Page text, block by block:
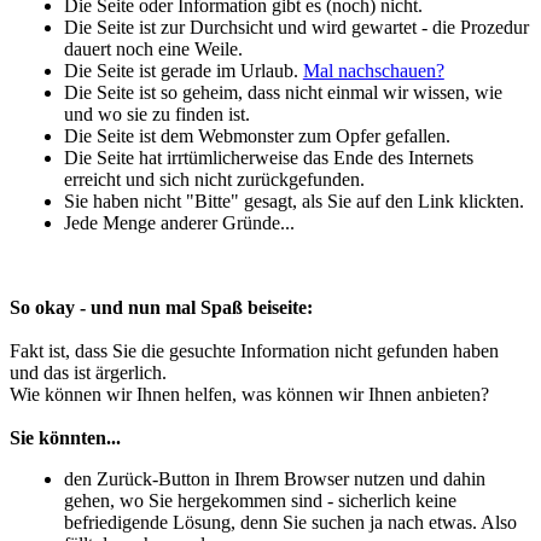
Die Seite oder Information gibt es (noch) nicht.
Die Seite ist zur Durchsicht und wird gewartet - die Prozedur
dauert noch eine Weile.
Die Seite ist gerade im Urlaub. Mal nachschauen?
Die Seite ist so geheim, dass nicht einmal wir wissen, wie
und wo sie zu finden ist.
Die Seite ist dem Webmonster zum Opfer gefallen.
Die Seite hat irrtümlicherweise das Ende des Internets
erreicht und sich nicht zurückgefunden.
Sie haben nicht "Bitte" gesagt, als Sie auf den Link klickten.
Jede Menge anderer Gründe...
So okay - und nun mal Spaß beiseite:
Fakt ist, dass Sie die gesuchte Information nicht gefunden haben
und das ist ärgerlich.
Wie können wir Ihnen helfen, was können wir Ihnen anbieten?
Sie könnten...
den Zurück-Button in Ihrem Browser nutzen und dahin
gehen, wo Sie hergekommen sind - sicherlich keine
befriedigende Lösung, denn Sie suchen ja nach etwas. Also